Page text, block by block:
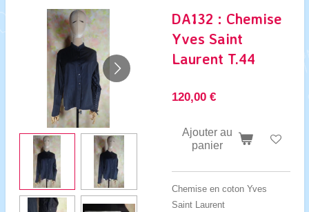
DA132 : Chemise
Yves Saint
Laurent T.44
120,00 €
Ajouter au
panier
Chemise en coton Yves
Saint Laurent